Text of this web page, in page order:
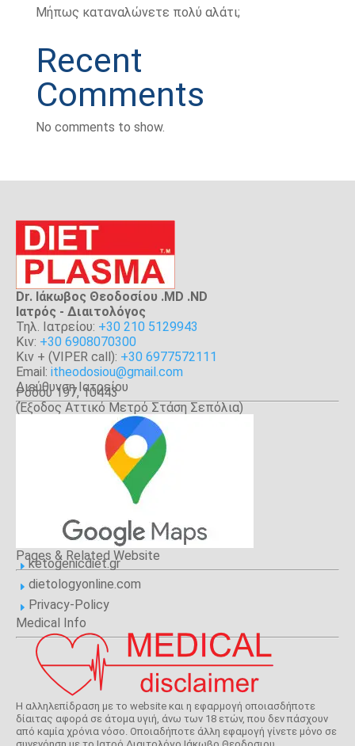
Μήπως καταναλώνετε πολύ αλάτι;
Recent
Comments
No comments to show.
Dr. Ιάκωβος Θεοδοσίου .MD .ND
Iατρός - Διαιτολόγος
Τηλ. Ιατρείου: +30 210 5129943
Κιν: +30 6908070300
Κιν + (VIPER call): +30 6977572111
Email: itheodosiou@gmail.com
Διεύθυνση Ιατρείου
Ρόδου 197, 10443
(Έξοδος Αττικό Μετρό Στάση Σεπόλια)
Pages & Related Website
E ketogenicdiet.gr
E dietologyonline.com
E Privacy-Policy
Medical Info
Η αλληλεπίδραση με το website και η εφαρμογή οποιασδήποτε
δίαιτας αφορά σε άτομα υγιή, άνω των 18 ετών, που δεν πάσχουν
από καμία χρόνια νόσο. Οποιαδήποτε άλλη εφαμογή γίνετε μόνο σε